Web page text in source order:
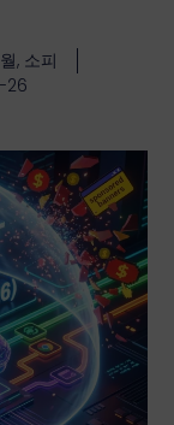
, 소피
26